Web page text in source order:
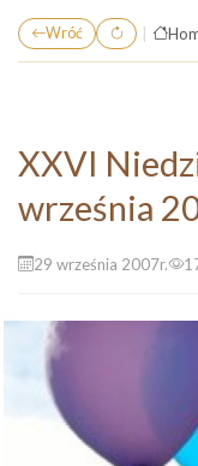
Wróć |
XXVI
września
29 września 2007r.